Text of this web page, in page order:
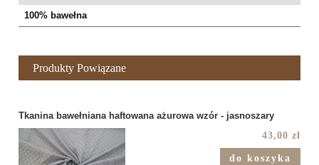
100% bawełna
Produkty Powiązane
Tkanina bawełniana haftowana ażurowa wzór - jasnoszary
43,00 zł
do koszyka